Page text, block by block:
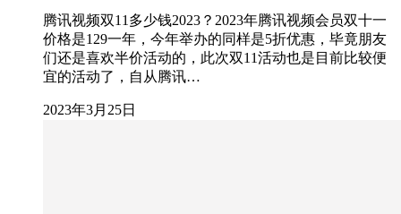
腾讯视频双11多少钱2023？2023年腾讯视频会员双十一
价格是129一年，今年举办的同样是5折优惠，毕竟朋友
们还是喜欢半价活动的，此次双11活动也是目前比较便
宜的活动了，自从腾讯…
2023年3月25日